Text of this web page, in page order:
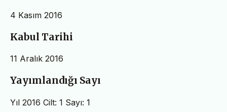
4 Kasım 2016
Kabul Tarihi
11 Aralık 2016
Yayımlandığı Sayı
Yıl 2016 Cilt: 1 Sayı: 1